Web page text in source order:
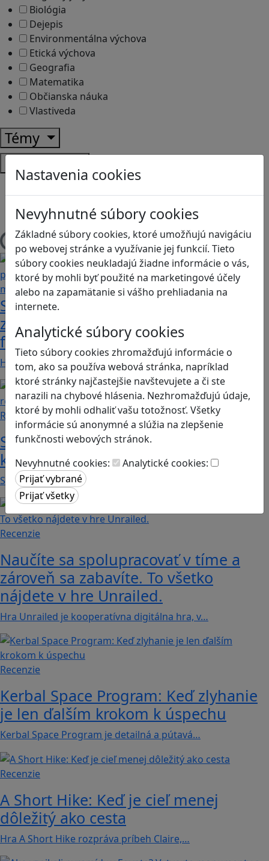
Nastavenia cookies
Nevyhnutné súbory cookies
Základné súbory cookies, ktoré umožňujú navigáciu
po webovej stránke a využívanie jej funkcií. Tieto
súbory cookies neukladajú žiadne informácie o vás,
ktoré by mohli byť použité na marketingové účely
alebo na zapamätanie si vášho prehliadania na
internete.
Analytické súbory cookies
Tieto súbory cookies zhromažďujú informácie o
tom, ako sa používa webová stránka, napríklad
ktoré stránky najčastejšie navštevujete a či ste
narazili na chybové hlásenia. Nezhromažďujú údaje,
ktoré by mohli odhaliť vašu totožnosť. Všetky
informácie sú anonymné a slúžia na zlepšenie
funkčnosti webových stránok.
Nevyhnutné cookies:
Analytické cookies:
Biológia
Dejepis
Environmentálna výchova
Etická výchova
Geografia
Matematika
Občianska náuka
Vlastiveda
Témy
Platformy
Herná konzola
Stolové, kartové
Načítam blogy
Stanete sa influencerom, keď budete
zdieľať iba pravdivé, nie alternatívne
fakty? Dozviete sa v hre Follow me
Hráči a hráčky sa stávajú používateľmi/kami…
Recenzie
Smushi Come Home: Milá hra, v
ktorej sa naučíte rozoznávať huby
Smushi Come Home je roztomilá a relaxačná…
Recenzie
Naučíte sa spolupracovať v tíme a
zároveň sa zabavíte. To všetko
nájdete v hre Unrailed.
Hra Unrailed je kooperatívna digitálna hra, v…
Recenzie
Kerbal Space Program: Keď zlyhanie
je len ďalším krokom k úspechu
Kerbal Space Program je detailná a pútavá…
Recenzie
A Short Hike: Keď je cieľ menej
dôležitý ako cesta
Hra A Short Hike rozpráva príbeh Claire,…